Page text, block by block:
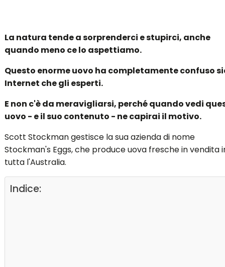
La natura tende a sorprenderci e stupirci, anche
quando meno ce lo aspettiamo.
Questo enorme uovo ha completamente confuso
Internet che gli esperti.
E non c'è da meravigliarsi, perché quando vedi
uovo - e il suo contenuto - ne capirai il motivo.
Scott Stockman gestisce la sua azienda di nome
Stockman's Eggs, che produce uova fresche in vendita
tutta l'Australia.
Indice: